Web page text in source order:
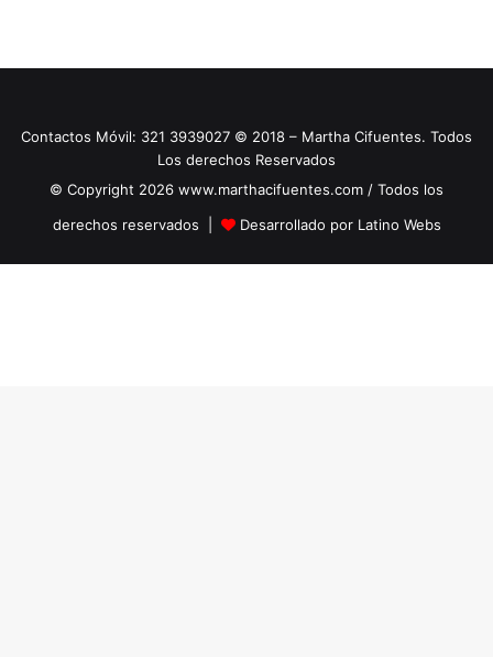
Contactos Móvil: 321 3939027 © 2018 – Martha Cifuentes. Todos
Los derechos Reservados
© Copyright 2026 www.marthacifuentes.com / Todos los
derechos reservados |
Desarrollado por Latino Webs